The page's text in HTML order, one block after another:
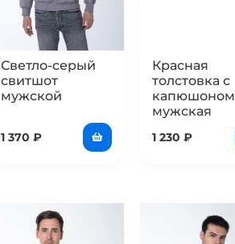
Светло-серый
свитшот
мужской
1 370 ₽
Красная
толстовка с
капюшоном
мужская
1 230₽